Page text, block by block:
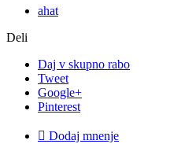
ahat
Deli
Daj v skupno rabo
Tweet
Google+
Pinterest
 Dodaj mnenje